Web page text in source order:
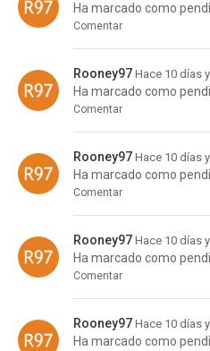
Ha marcado como
Comentar
Rooney97 Hace 10 días
Ha marcado como
Comentar
Rooney97 Hace 10 días
Ha marcado como
Comentar
Rooney97 Hace 10 días
Ha marcado como
Comentar
Rooney97 Hace 10 días
Ha marcado como